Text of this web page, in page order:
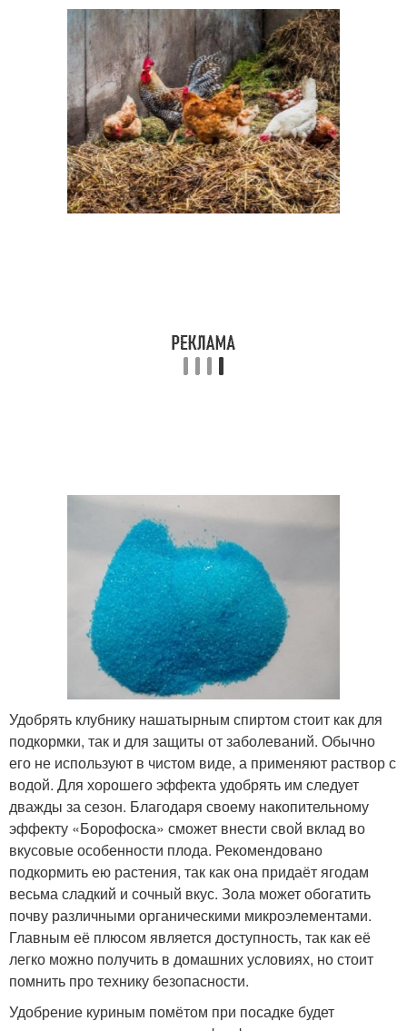
Удобрять клубнику нашатырным спиртом стоит как для
подкормки, так и для защиты от заболеваний. Обычно
его не используют в чистом виде, а применяют раствор с
водой. Для хорошего эффекта удобрять им следует
дважды за сезон. Благодаря своему накопительному
эффекту «Борофоска» сможет внести свой вклад во
вкусовые особенности плода. Рекомендовано
подкормить ею растения, так как она придаёт ягодам
весьма сладкий и сочный вкус. Зола может обогатить
почву различными органическими микроэлементами.
Главным её плюсом является доступность, так как её
легко можно получить в домашних условиях, но стоит
помнить про технику безопасности.
Удобрение куриным помётом при посадке будет